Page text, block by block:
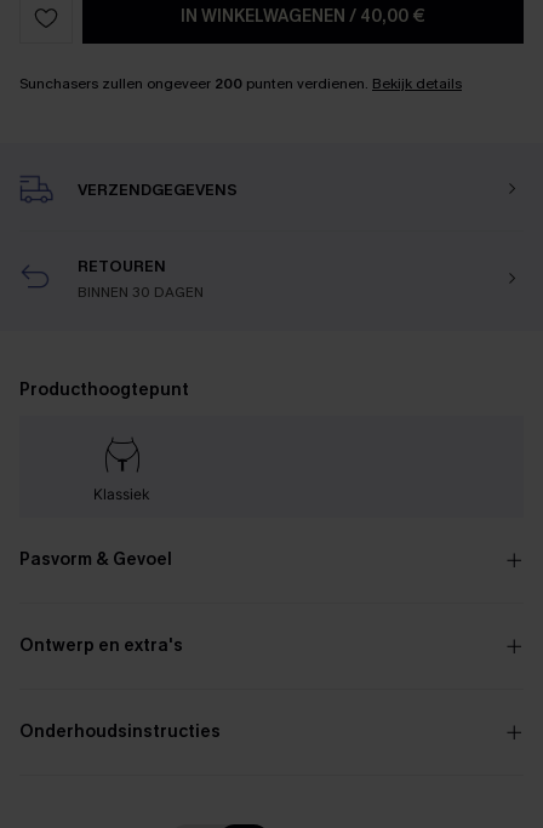
IN WINKELWAGENEN / 40,00 €
Sunchasers zullen ongeveer 200 punten verdienen. Bekijk details
VERZENDGEGEVENS
RETOUREN
BINNEN 30 DAGEN
Producthoogtepunt
Klassiek
Pasvorm & Gevoel
Ontwerp en extra's
Onderhoudsinstructies